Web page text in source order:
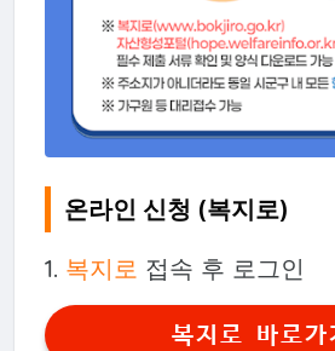
온라인 신청 (복지로)
1. 복지로 접속 후 로그인
복지로 바로가